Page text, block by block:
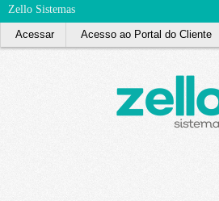
Zello Sistemas
Acessar Acesso ao Portal do Cliente